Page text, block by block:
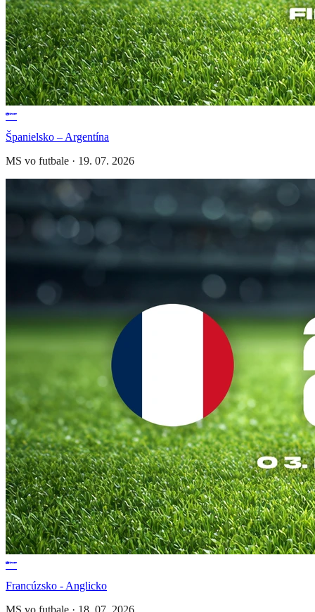
Španielsko – Argentína
MS vo futbale · 19. 07. 2026
Francúzsko - Anglicko
MS vo futbale · 18. 07. 2026